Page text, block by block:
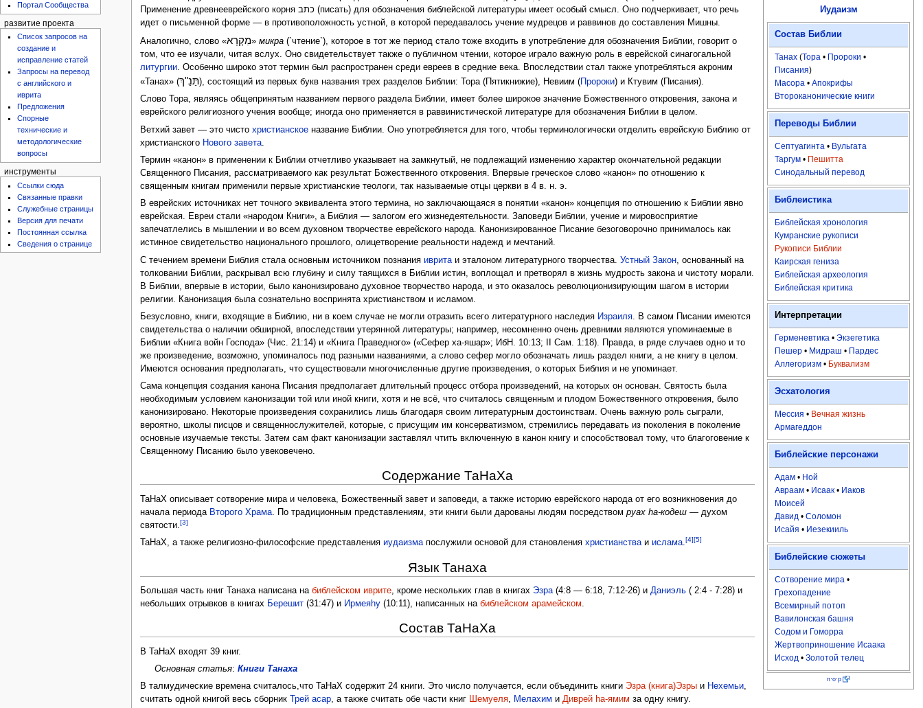
Иудаизм
Состав Библии
Танах(Тора • Пророки •
Писания)
Масора • Апокрифы
Второканонические книги
Переводы Библии
Септуагинта • Вульгата
Таргум• Пешитта
Синодальный перевод
Библеистика
Библейская хронология
Кумранские рукописи
Рукописи Библии
Каирская гениза
Библейская археология
Библейская критика
Интерпретации
Герменевтика • Экзегетика
Пешер• Мидраш • Пардес
Аллегоризм• Буквализм
Эсхатология
Мессия • Вечная жизнь
Армагеддон
Библейские персонажи
Адам• Ной
Авраам• Исаак• Иаков
Моисей
Давид • Соломон
Исайя • Иезекииль
Библейские сюжеты
Сотворение мира •
Грехопадение
Всемирный потоп
Вавилонская башня
Содом и Гоморра
Жертвоприношение Исаака
Исход • Золотой телец
п·о·р
Применение древнееврейского корня כתב (писать) для обозначения библейской литературы имеет особый смысл. Оно подчеркивает, что речь
идет о письменной форме — в противоположность устной, в которой передавалось учение мудрецов и раввинов до составления Мишны.
Аналогично, слово «מִקְרָא»микра (`чтение`), которое в тот же период стало тоже входить в употребление для обозначения Библии, говорит о
том, что ее изучали, читая вслух. Оно свидетельствует также о публичном чтении, которое играло важную роль в еврейской синагогальной
литургии. Особенно широко этот термин был распространен среди евреев в средние века. Впоследствии стал также употребляться акроним
«Танах» (תַּנַ"ךְ), состоящий из первых букв названия трех разделов Библии: Тора (Пятикнижие), Невиим ( Пророки) и Ктувим (Писания).
Слово Тора, являясь общепринятым названием первого раздела Библии, имеет более широкое значение Божественного откровения, закона и
еврейского религиозного учения вообще; иногда оно применяется в раввинистической литературе для обозначения Библии в целом.
Ветхий завет — это чистохристианское название Библии. Оно употребляется для того, чтобы терминологически отделить еврейскую Библию от
христианского Нового завета
Термин «канон» в применении к Библии отчетливо указывает на замкнутый, не подлежащий изменению характер окончательной редакции
Священного Писания, рассматриваемого как результат Божественного откровения. Впервые греческое слово «канон» по отношению к
священным книгам применили первые христианские теологи, так называемые отцы церкви в 4 в. н. э.
В еврейских источниках нет точного эквивалента этого термина, но заключающаяся в понятии «канон» концепция по отношению к Библии явно
еврейская. Евреи стали «народом Книги», а Библия — залогом его жизнедеятельности. Заповеди Библии, учение и мировосприятие
запечатлелись в мышлении и во всем духовном творчестве еврейского народа. Канонизированное Писание безоговорочно принималось как
истинное свидетельство национального прошлого, олицетворение реальности надежд и мечтаний.
С течением времени Библия стала основным источником познанияиврита и эталоном литературного творчества.Устный Закон , основанный на
толковании Библии, раскрывал всю глубину и силу таящихся в Библии истин, воплощал и претворял в жизнь мудрость закона и чистоту морали.
В Библии, впервые в истории, было канонизировано духовное творчество народа, и это оказалось революционизирующим шагом в истории
религии. Канонизация была сознательно воспринята христианством и исламом.
Безусловно, книги, входящие в Библию, ни в коем случае не могли отразить всего литературного наследия Израиля. В самом Писании имеются
свидетельства о наличии обширной, впоследствии утерянной литературы; например, несомненно очень древними являются упоминаемые в
Библии «Книга войн Господа» (Чис. 21:14) и «Книга Праведного» («Сефер ха-яшар»; ИбН. 10:13; II Сам. 1:18). Правда, в ряде случаев одно и то
же произведение, возможно, упоминалось под разными названиями, а слово сефер могло обозначать лишь раздел книги, а не книгу в целом.
Имеются основания предполагать, что существовали многочисленные другие произведения, о которых Библия и не упоминает.
Сама концепция создания канона Писания предполагает длительный процесс отбора произведений, на которых он основан. Святость была
необходимым условием канонизации той или иной книги, хотя и не всё, что считалось священным и плодом Божественного откровения, было
канонизировано. Некоторые произведения сохранились лишь благодаря своим литературным достоинствам. Очень важную роль сыграли,
вероятно, школы писцов и священнослужителей, которые, с присущим им консерватизмом, стремились передавать из поколения в поколение
основные изучаемые тексты. Затем сам факт канонизации заставлял чтить включенную в канон книгу и способствовал тому, что благоговение к
Священному Писанию было увековечено.
Содержание ТаНаХа
ТаНаХ описывает сотворение мира и человека, Божественный завет и заповеди, а также историю еврейского народа от его возникновения до
начала периода Второго Храма. По традиционным представлениям, эти книги были дарованы людям посредствомруах hа-кодеш — духом
святости.[3]
ТаНаХ, а также религиозно-философские представленияиудаизмапослужили основой для становленияхристианстваиислама.[4][5]
Язык Танаха
Большая часть книг Танаха написана набиблейском иврите, кроме нескольких глав в книгах Эзра(4:8 — 6:18, 7:12-26) иДаниэль ( 2:4 - 7:28) и
небольших отрывков в книгах Берешит (31:47) и Ирмеяhу (10:11), написанных набиблейском арамейском.
Состав ТаНаХа
В ТаНаХ входят 39 книг.
Основная статья: Книги Танаха
В талмудические времена считалось,что ТаНаХ содержит 24 книги. Это число получается, если объединить книги Эзра (книга)Эзры и Нехемьи,
считать одной книгой весь сборник
Трей асар, а также считать обе части книг Шемуеля, Мелахим иДиврей hа-ямим за одну книгу.
Портал Сообщества
развитие проекта
Список запросов на
создание и
исправление статей
Запросы на перевод
с английского и
иврита
Предложения
Спорные
технические и
методологические
вопросы
инструменты
Ссылки сюда
Связанные правки
Служебные страницы
Версия для печати
Постоянная ссылка
Сведения о странице